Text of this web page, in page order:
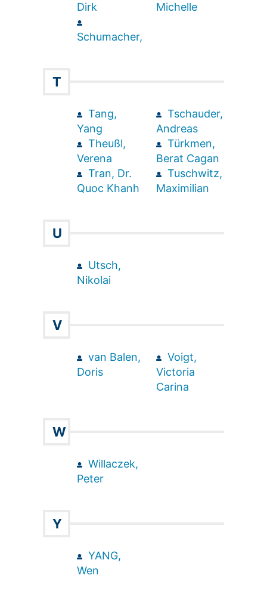
Dirk
Schumacher,
Michelle
T
Tang,
Yang
Theußl,
Verena
Tran, Dr.
Quoc Khanh
Tschauder,
Andreas
Türkmen,
Berat Cagan
Tuschwitz,
Maximilian
U
Utsch,
Nikolai
V
van Balen,
Doris
Voigt,
Victoria
Carina
W
Willaczek,
Peter
Y
YANG,
Wen